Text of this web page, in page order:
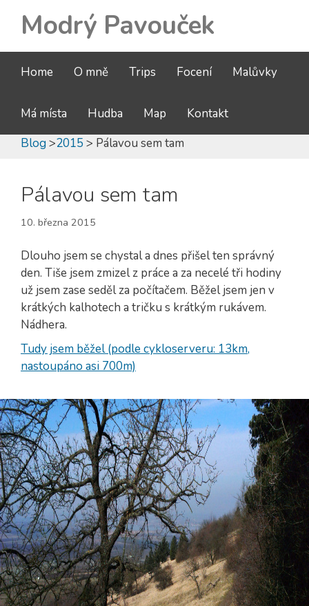
Modrý Pavouček
Home O mně Trips Focení Malůvky
Má místa Hudba Map
Kontakt
Blog >2015 > Pálavou sem tam
Pálavou sem tam
10. března 2015
Dlouho jsem se chystal a dnes přišel ten správný
den. Tiše jsem zmizel z práce a za necelé tři hodiny
už jsem zase seděl za počítačem. Běžel jsem jen v
krátkých kalhotech a tričku s krátkým rukávem.
Nádhera.
Tudy jsem běžel (podle cykloserveru: 13km,
nastoupáno asi 700m)